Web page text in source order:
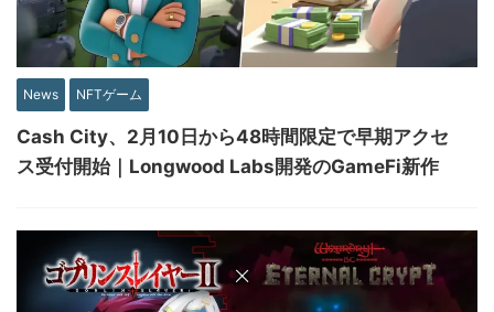
News NFTゲーム
Cash City、2月10日から48時間限定で早期アクセ
ス受付開始｜Longwood Labs開発のGameFi新作